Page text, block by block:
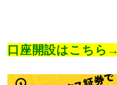
口座開設はこちら→